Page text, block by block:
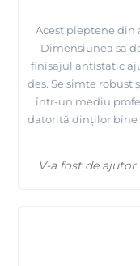
Acest pieptene din
Dimensiunea sa
finisajul antistatic
des. Se simte robust
într-un mediu
datorită dinților
V-a fost de ajutor